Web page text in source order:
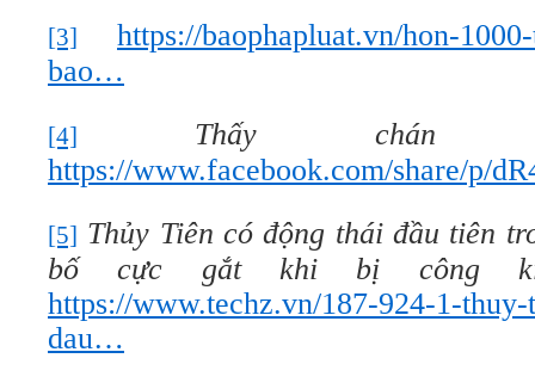
[3]
https://baophapluat.vn/hon-
bao…
[4]
Thấy chán
https://www.facebook.com/share/p/
[5] Thủy Tiên có động thái đầu tiên
bố cực gắt khi bị công
https://www.techz.vn/187-924-1-
dau…